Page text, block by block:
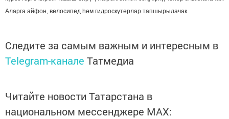
Аларга айфон, велосипед һәм гидроскутерлар тапшырылачак.
Следите за самым важным и интересным в
Telegram-канале Татмедиа
Читайте новости Татарстана в
национальном мессенджере MАХ: